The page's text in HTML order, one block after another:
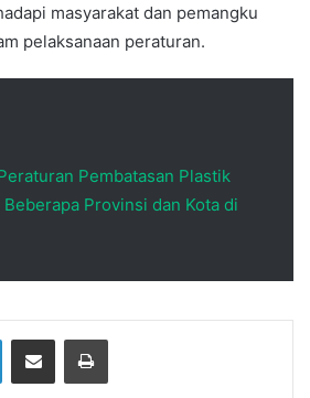
masyarakat dan pemangku
pelaksanaan peraturan.
Pembatasan Plastik
Provinsi dan Kota di
LinkedInShare via Email Print